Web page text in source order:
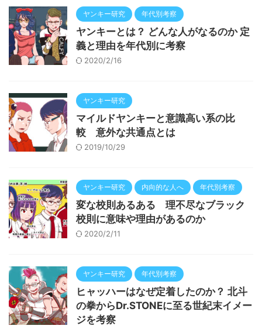
ヤンキー研究 年代別考察
ヤンキーとは？ どんな人がなるのか 定
義と理由を年代別に考察
2020/2/16
ヤンキー研究
マイルドヤンキーと意識高い系の比
較 意外な共通点とは
2019/10/29
ヤンキー研究 内向的な人へ 年代別考察
変な校則あるある 理不尽なブラック
校則に意味や理由があるのか
2020/2/11
ヤンキー研究 年代別考察
ヒャッハーはなぜ定着したのか？ 北斗
の拳からDr.STONEに至る世紀末イメー
ジを考察